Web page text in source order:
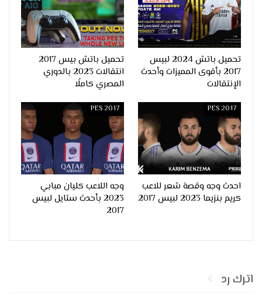
تحميل باتش 2024 لبيس
2017 بأقوى المميزات وأحدث
الإنتقالات
تحميل باتش بيس 2017
انتقالات 2023 بالدوري
المصري كاملًا
PES 2017
احدث وجه وقصة شعر للاعب
كريم بنزيما 2023 لبيس 2017
PES 2017
وجه اللاعب كليان مبابي
2023 بأحدث ستايل لبيس
2017
اترك رد